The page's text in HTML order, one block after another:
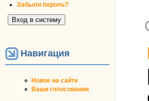
Забыли пароль?
Навигация
Новое на сайте
Ваши голосования